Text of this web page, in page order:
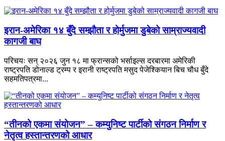
इरान-अमेरिका १४ बुँदे सम्झौता र होर्मुजमा डुबेको साम्राज्यवादी
कागजी बाघ
परिचयः सन् २०२६ जुन १८ मा फ्रान्सको भर्साइल्स दरबारमा अमेरिकी
राष्ट्रपति डोनाल्ड ट्रम्प र इरानी राष्ट्रपति मसुद पेजेश्कियान बिच चौध बुँदे
सहमतिपत्रमा...
“तीनको एकमा संयोजन” – कम्युनिष्ट पार्टीको संगठन निर्माण र
नेतृत्व हस्तान्तरणको आधार